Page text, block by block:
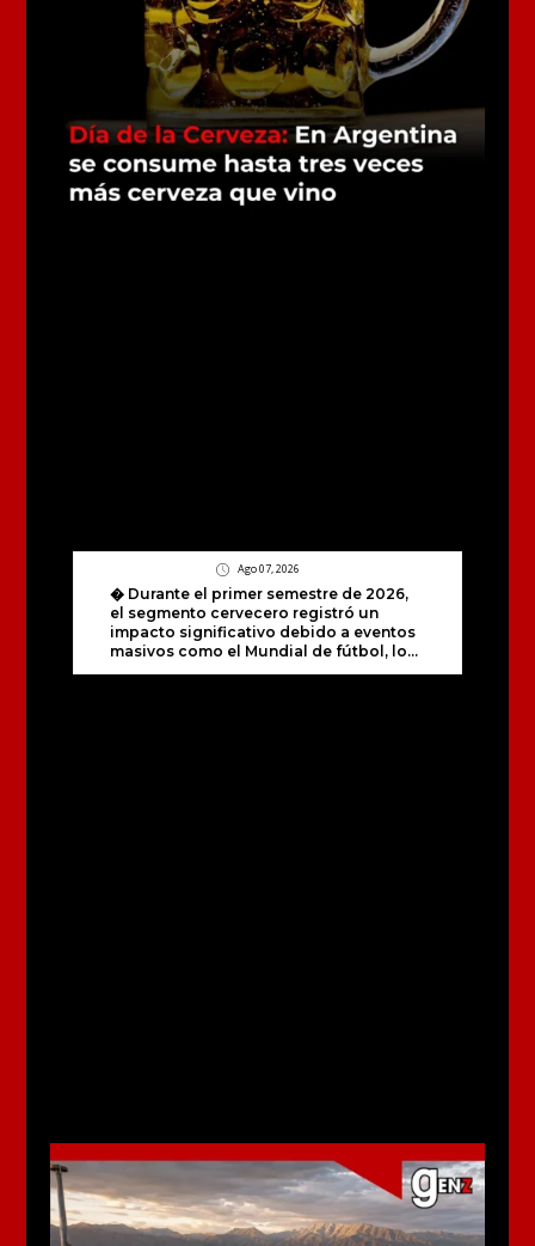
Ago 07, 2026
� Durante el primer semestre de 2026,
el segmento cervecero registró un
impacto significativo debido a eventos
masivos como el Mundial de fútbol, lo...